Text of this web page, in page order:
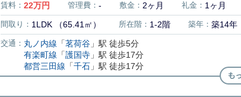
賃料： 22万円 管理費： - 敷金： 2ヶ月 礼金： 1ヶ月
間取り： 1LDK （65.41㎡） 所在階： 1-2階 築年： 築14年
交通： 丸ノ内線 「茗荷谷 」駅 徒歩5分
有楽町線 「護国寺 」駅 徒歩17分
都営三田線 「千石 」駅 徒歩17分